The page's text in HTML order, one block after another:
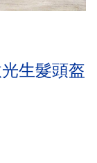
生髮頭盔